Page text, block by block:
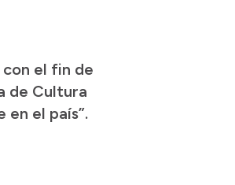
el fin de
de Cultura
el país”.